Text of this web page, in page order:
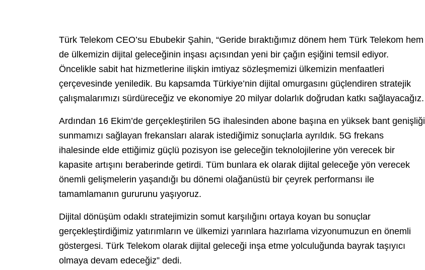
Türk Telekom CEO’su Ebubekir Şahin, “Geride bıraktığımız dönem hem Türk Telekom hem
de ülkemizin dijital geleceğinin inşası açısından yeni bir çağın eşiğini temsil ediyor.
Öncelikle sabit hat hizmetlerine ilişkin imtiyaz sözleşmemizi ülkemizin menfaatleri
çerçevesinde yeniledik. Bu kapsamda Türkiye’nin dijital omurgasını güçlendiren stratejik
çalışmalarımızı sürdüreceğiz ve ekonomiye 20 milyar dolarlık doğrudan katkı sağlayacağız.
Ardından 16 Ekim’de gerçekleştirilen 5G ihalesinden abone başına en yüksek bant genişliği
sunmamızı sağlayan frekansları alarak istediğimiz sonuçlarla ayrıldık. 5G frekans
ihalesinde elde ettiğimiz güçlü pozisyon ise geleceğin teknolojilerine yön verecek bir
kapasite artışını beraberinde getirdi. Tüm bunlara ek olarak dijital geleceğe yön verecek
önemli gelişmelerin yaşandığı bu dönemi olağanüstü bir çeyrek performansı ile
tamamlamanın gururunu yaşıyoruz.
Dijital dönüşüm odaklı stratejimizin somut karşılığını ortaya koyan bu sonuçlar
gerçekleştirdiğimiz yatırımların ve ülkemizi yarınlara hazırlama vizyonumuzun en önemli
göstergesi. Türk Telekom olarak dijital geleceği inşa etme yolculuğunda bayrak taşıyıcı
olmaya devam edeceğiz” dedi.